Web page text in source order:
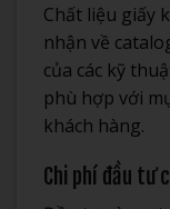
Chất liệu giấy
nhận về
của các kỹ
phù hợp với
khách hàng.
Chi phí đầu tư